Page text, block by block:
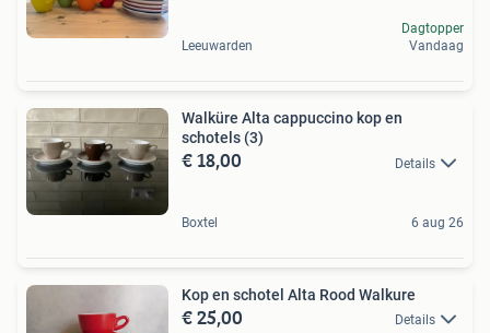
Leeuwarden
Dagtopper
Vandaag
Walküre Alta cappuccino kop en
schotels (3)
€ 18,00 Details
Boxtel 6 aug 26
Kop en schotel Alta Rood Walkure
€ 25,00 Details